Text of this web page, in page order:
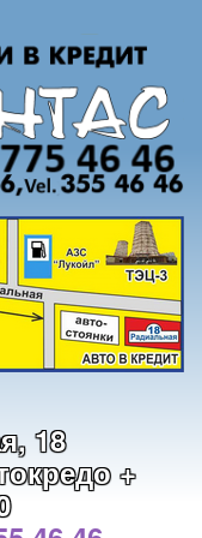
18
+